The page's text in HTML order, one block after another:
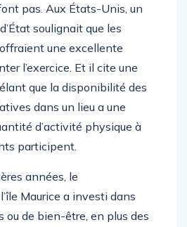
pas. Aux États-Unis, un
soulignait que les
une excellente
l’exercice. Et il cite une
que la disponibilité des
dans un lieu a une
d’activité physique à
participent.
années, le
Maurice a investi dans
ou de bien-être, en plus des